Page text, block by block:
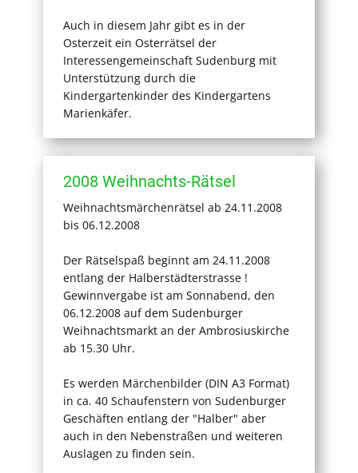
Auch in diesem Jahr gibt es in der
Osterzeit ein Osterrätsel der
Interessengemeinschaft Sudenburg mit
Unterstützung durch die
Kindergartenkinder des Kindergartens
Marienkäfer.
2008 Weihnachts-Rätsel
Weihnachtsmärchenrätsel ab 24.11.2008
bis 06.12.2008
Der Rätselspaß beginnt am 24.11.2008
entlang der Halberstädterstrasse !
Gewinnvergabe ist am Sonnabend, den
06.12.2008 auf dem Sudenburger
Weihnachtsmarkt an der Ambrosiuskirche
ab 15.30 Uhr.
Es werden Märchenbilder (DIN A3 Format)
in ca. 40 Schaufenstern von Sudenburger
Geschäften entlang der "Halber" aber
auch in den Nebenstraßen und weiteren
Auslagen zu finden sein.